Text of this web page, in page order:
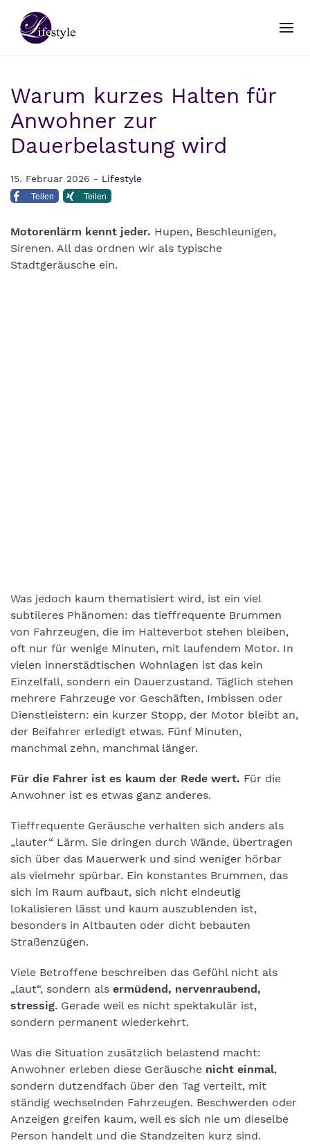
Warum kurzes Halten für
Anwohner zur
Dauerbelastung wird
15. Februar 2026 - Lifestyle
Teilen Teilen
Motorenlärm kennt jeder. Hupen, Beschleunigen,
Sirenen. All das ordnen wir als typische
Stadtgeräusche ein.
Was jedoch kaum thematisiert wird, ist ein viel
subtileres Phänomen: das tieffrequente Brummen
von Fahrzeugen, die im Halteverbot stehen bleiben,
oft nur für wenige Minuten, mit laufendem Motor. In
vielen innerstädtischen Wohnlagen ist das kein
Einzelfall, sondern ein Dauerzustand. Täglich stehen
mehrere Fahrzeuge vor Geschäften, Imbissen oder
Dienstleistern: ein kurzer Stopp, der Motor bleibt an,
der Beifahrer erledigt etwas. Fünf Minuten,
manchmal zehn, manchmal länger.
Für die Fahrer ist es kaum der Rede wert. Für die
Anwohner ist es etwas ganz anderes.
Tieffrequente Geräusche verhalten sich anders als
„lauter“ Lärm. Sie dringen durch Wände, übertragen
sich über das Mauerwerk und sind weniger hörbar
als vielmehr spürbar. Ein konstantes Brummen, das
sich im Raum aufbaut, sich nicht eindeutig
lokalisieren lässt und kaum auszublenden ist,
besonders in Altbauten oder dicht bebauten
Straßenzügen.
Viele Betroffene beschreiben das Gefühl nicht als
„laut“, sondern als ermüdend, nervenraubend,
stressig. Gerade weil es nicht spektakulär ist,
sondern permanent wiederkehrt.
Was die Situation zusätzlich belastend macht:
Anwohner erleben diese Geräusche nicht einmal,
sondern dutzendfach über den Tag verteilt, mit
ständig wechselnden Fahrzeugen. Beschwerden oder
Anzeigen greifen kaum, weil es sich nie um dieselbe
Person handelt und die Standzeiten kurz sind.